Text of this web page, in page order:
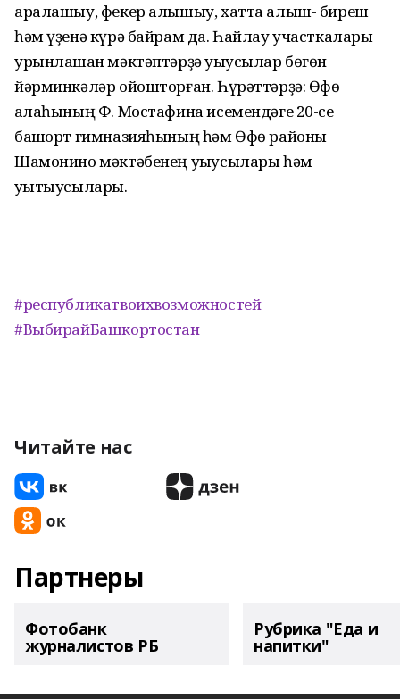
аралашыу, фекер алышыу, хатта алыш- биреш
һәм үҙенә күрә байрам да. Һайлау участкалары
урынлашҡан мәктәптәрҙә уҡыусылар бөгөн
йәрминкәләр ойошторған. Һүрәттәрҙә: Өфө
ҡалаһының Ф. Мостафина исемендәге 20-се
башҡорт гимназияһының һәм Өфө районы
Шамонино мәктәбенең уҡыусылары һәм
уҡытыусылары.
#республикатвоихвозможностей
#ВыбирайБашкортостан
Читайте нас
Партнеры
Фотобанк
журналистов РБ
Рубрика "Еда и
напитки"